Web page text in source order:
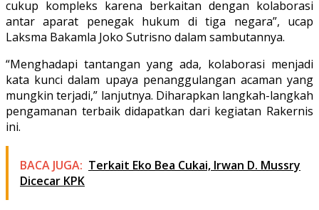
cukup kompleks karena berkaitan dengan kolaborasi
antar aparat penegak hukum di tiga negara”, ucap
Laksma Bakamla Joko Sutrisno dalam sambutannya.
“Menghadapi tantangan yang ada, kolaborasi menjadi
kata kunci dalam upaya penanggulangan acaman yang
mungkin terjadi,” lanjutnya. Diharapkan langkah-langkah
pengamanan terbaik didapatkan dari kegiatan Rakernis
ini.
BACA JUGA: Terkait Eko Bea Cukai, Irwan D. Mussry
Dicecar KPK